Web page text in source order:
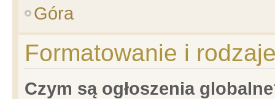
Góra
Formatowanie i
Czym są ogłoszenia